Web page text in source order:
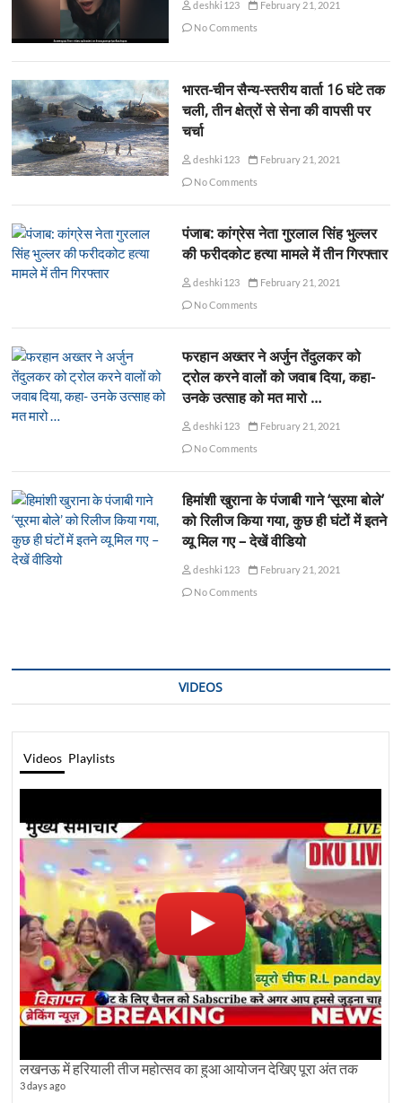
deshki123
February 21, 2021
No Comments
भारत-चीन सैन्य-स्तरीय वार्ता 16 घंटे तक
चली, तीन क्षेत्रों से सेना की वापसी पर
चर्चा
deshki123
February 21, 2021
No Comments
पंजाब: कांग्रेस नेता गुरलाल सिंह भुल्लर
की फरीदकोट हत्या मामले में तीन गिरफ्तार
deshki123
February 21, 2021
No Comments
फरहान अख्तर ने अर्जुन तेंदुलकर को
ट्रोल करने वालों को जवाब दिया, कहा-
उनके उत्साह को मत मारो …
deshki123
February 21, 2021
No Comments
हिमांशी खुराना के पंजाबी गाने ‘सूरमा बोले’
को रिलीज किया गया, कुछ ही घंटों में इतने
व्यू मिल गए – देखें वीडियो
deshki123
February 21, 2021
No Comments
VIDEOS
Videos Playlists
लखनऊ में हरियाली तीज महोत्सव का हुआ आयोजन देखिए पूरा अंत तक
3 days ago